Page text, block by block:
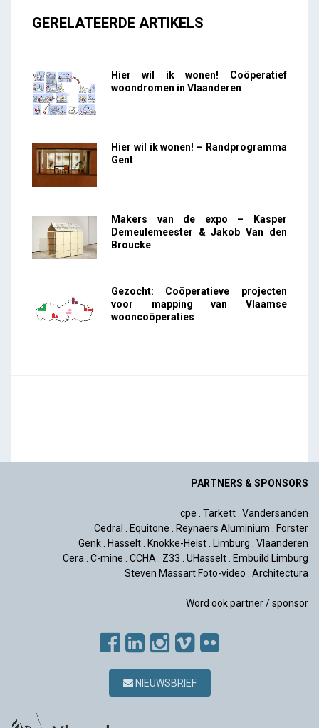
GERELATEERDE ARTIKELS
Hier wil ik wonen! Coöperatief
woondromen in Vlaanderen
Hier wil ik wonen! – Randprogramma
Gent
Makers van de expo – Kasper
Demeulemeester & Jakob Van den
Broucke
Gezocht: Coöperatieve projecten
voor mapping van Vlaamse
wooncoöperaties
PARTNERS & SPONSORS
cpe Tarkett Vandersanden
Cedral
Equitone Reynaers Aluminium
Forster
Genk
Hasselt Knokke-Heist Limburg
Vlaanderen
Cera
C-mine CCHA Z33 UHasselt
Embuild Limburg
Steven Massart Foto-video
Architectura
Word ook partner / sponsor
NIEUWSBRIEF